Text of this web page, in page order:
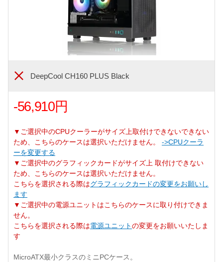
DeepCool CH160 PLUS Black
-56,910円
▼ご選択中のCPUクーラーがサイズ上取付けできないできない
ため、こちらのケースは選択いただけません。 ->CPUクーラ
ーを変更する
▼ご選択中のグラフィックカードがサイズ上 取付けできない
ため、こちらのケースは選択いただけません。
こちらを選択される際はグラフィックカードの変更をお願いし
ます
▼ご選択中の電源ユニットはこちらのケースに取り付けできま
せん。
こちらを選択される際は電源ユニットの変更をお願いいたしま
す
MicroATX最小クラスのミニPCケース。